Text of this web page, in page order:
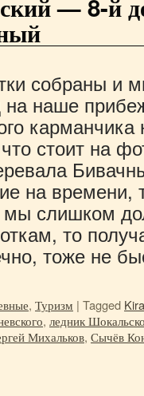
— 8-й
собраны и
на наше
карманчика
стоит на
на времени,
слишком
то
тоже не
, Туризм | Tagged Kira
, ледник
Михальков, Сычёв